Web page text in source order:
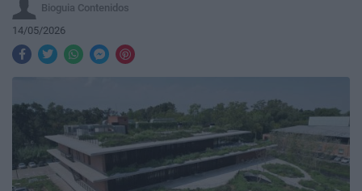
Bioguia Contenidos
14/05/2026